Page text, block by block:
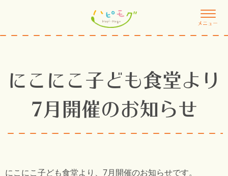
メニュー
にこにこ子ども食堂より
7月開催のお知らせ
にこにこ子ども食堂より、7月開催のお知らせです。